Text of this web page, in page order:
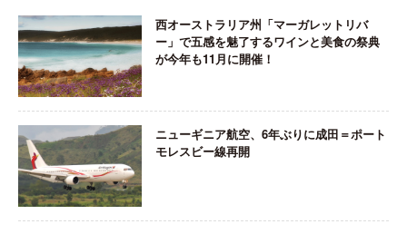
西オーストラリア州「マーガレットリバ
ー」で五感を魅了するワインと美食の祭典
が今年も11月に開催！
ニューギニア航空、6年ぶりに成田＝ポート
モレスビー線再開